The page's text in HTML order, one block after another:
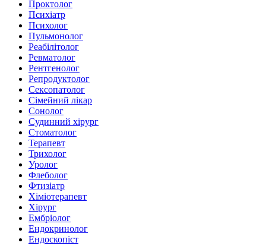
Проктолог
Психіатр
Психолог
Пульмонолог
Реабілітолог
Ревматолог
Рентгенолог
Репродуктолог
Сексопатолог
Сімейний лікар
Сонолог
Судинний хірург
Стоматолог
Терапевт
Трихолог
Уролог
Флеболог
Фтизіатр
Хіміотерапевт
Хірург
Ембріолог
Ендокринолог
Ендоскопіст